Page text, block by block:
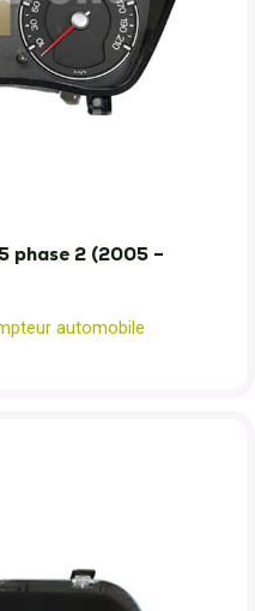
phase 2 (2005 –
automobile